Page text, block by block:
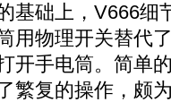
基础上，V666细
用物理开关替代
开手电筒。简单
繁复的操作，颇